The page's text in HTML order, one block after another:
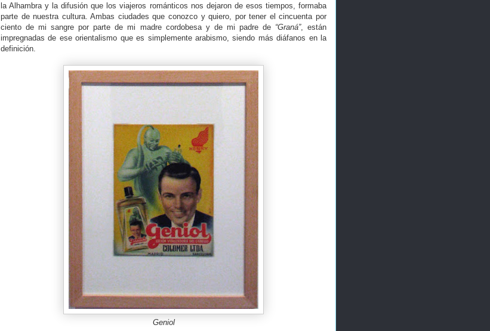
la Alhambra y la difusión que los viajeros románticos nos dejaron de esos tiempos, formaba
parte de nuestra cultura. Ambas ciudades que conozco y quiero, por tener el cincuenta por
ciento de mi sangre por parte de mi madre cordobesa y de mi padre de “Graná”, están
impregnadas de ese orientalismo que es simplemente arabismo, siendo más diáfanos en la
definición.
Geniol